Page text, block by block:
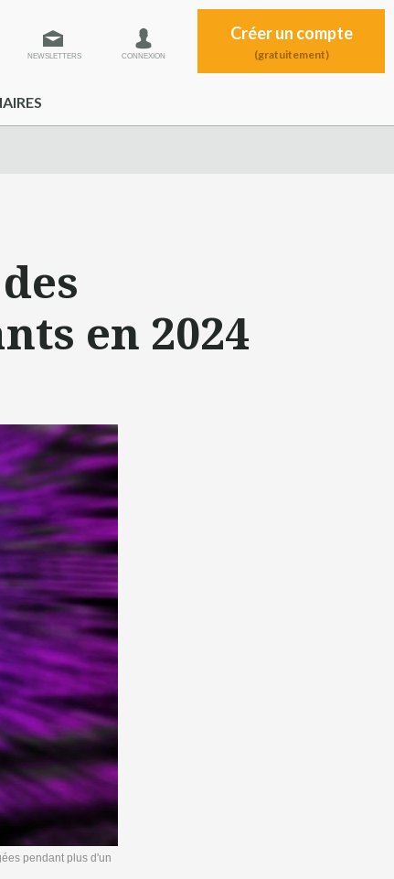
NEWSLETTERS CONNEXION
Créer un compte
(gratuitement)
en 2024
pendant plus d'un